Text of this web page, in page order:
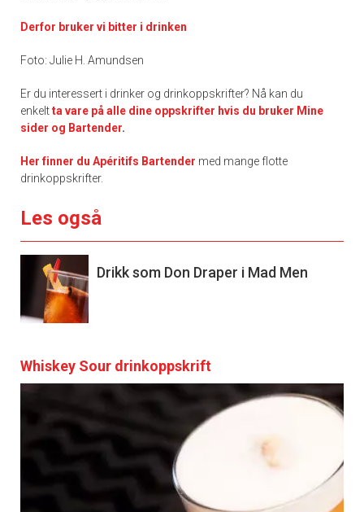
Derfor bruker vi bitter i drinken
Foto: Julie H. Amundsen
Er du interessert i drinker og drinkoppskrifter? Nå kan du
enkeltta vare på alle dine oppskrifter hvis du bruker Mine
sider og Bartender.
Her finner du Apéritifs Bartender med mange flotte
drinkoppskrifter.
Les også
Drikk som Don Draper i Mad Men
Whiskey Sour drinkoppskrift